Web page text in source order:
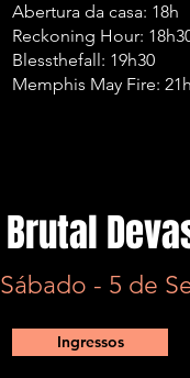
Abertura da casa: 18h
Reckoning Hour:
Blessthefall: 19h30
Memphis May Fire: 21h
Brutal
Sábado - 5 de
Ingressos